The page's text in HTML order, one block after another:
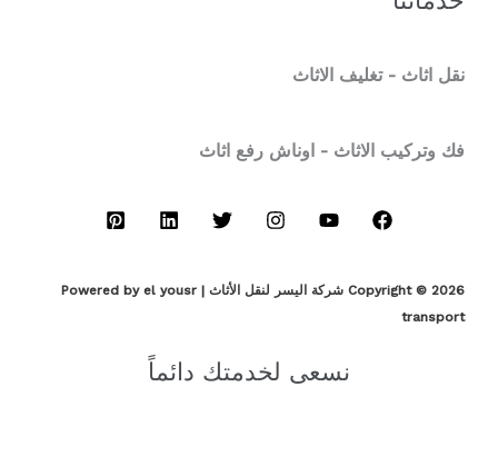
نقل اثاث - تغليف الاثاث
فك وتركيب الاثاث - اوناش رفع اثاث
Copyright © 2026 شركة اليسر لنقل الأثاث | Powered by el yousr
transport
نسعى لخدمتك دائماً